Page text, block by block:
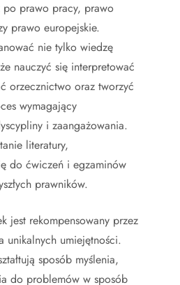
po prawo pracy, prawo
prawo europejskie.
nie tylko wiedzę
nauczyć się interpretować
orzecznictwo oraz tworzyć
wymagający
i zaangażowania.
literatury,
do ćwiczeń i egzaminów
prawników.
jest rekompensowany przez
unikalnych umiejętności.
sposób myślenia,
do problemów w sposób